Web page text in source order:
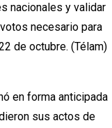
nacionales y validar
necesario para
de octubre. (Télam)
en forma anticipada
sus actos de